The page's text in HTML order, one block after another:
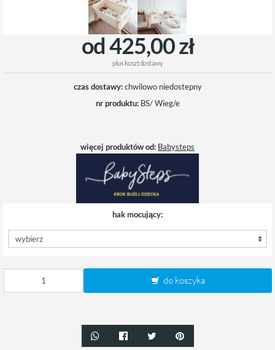
od 425,00 zł
plus koszt dostawy
czas dostawy: chwilowo niedostepny
nr produktu:BS/ Wieg/e
więcej produktów od: Babysteps
hak mocujący:
do koszyka